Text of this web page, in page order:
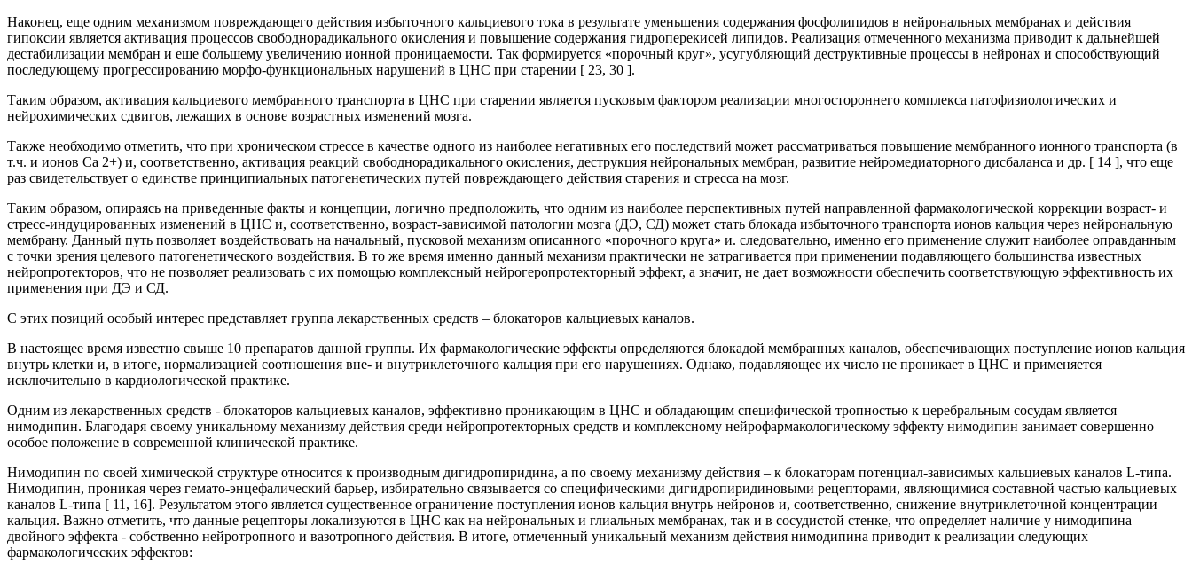
Наконец, еще одним механизмом повреждающего действия избыточного кальциевого тока в результате уменьшения содержания фосфолипидов в нейрональных мембранах и действия
гипоксии является активация процессов свободнорадикального окисления и повышение содержания гидроперекисей липидов. Реализация отмеченного механизма приводит к дальнейшей
дестабилизации мембран и еще большему увеличению ионной проницаемости. Так формируется «порочный круг», усугубляющий деструктивные процессы в нейронах и способствующий
последующему прогрессированию морфо-функциональных нарушений в ЦНС при старении [ 23, 30 ].
Таким образом, активация кальциевого мембранного транспорта в ЦНС при старении является пусковым фактором реализации многостороннего комплекса патофизиологических и
нейрохимических сдвигов, лежащих в основе возрастных изменений мозга.
Также необходимо отметить, что при хроническом стрессе в качестве одного из наиболее негативных его последствий может рассматриваться повышение мембранного ионного транспорта (в
т.ч. и ионов Са 2+) и, соответственно, активация реакций свободнорадикального окисления, деструкция нейрональных мембран, развитие нейромедиаторного дисбаланса и др. [ 14 ], что еще
раз свидетельствует о единстве принципиальных патогенетических путей повреждающего действия старения и стресса на мозг.
Таким образом, опираясь на приведенные факты и концепции, логично предположить, что одним из наиболее перспективных путей направленной фармакологической коррекции возраст- и
стресс-индуцированных изменений в ЦНС и, соответственно, возраст-зависимой патологии мозга (ДЭ, СД) может стать блокада избыточного транспорта ионов кальция через нейрональную
мембрану. Данный путь позволяет воздействовать на начальный, пусковой механизм описанного «порочного круга» и. следовательно, именно его применение служит наиболее оправданным
с точки зрения целевого патогенетического воздействия. В то же время именно данный механизм практически не затрагивается при применении подавляющего большинства известных
нейропротекторов, что не позволяет реализовать с их помощью комплексный нейрогеропротекторный эффект, а значит, не дает возможности обеспечить соответствующую эффективность их
применения при ДЭ и СД.
С этих позиций особый интерес представляет группа лекарственных средств – блокаторов кальциевых каналов.
В настоящее время известно свыше 10 препаратов данной группы. Их фармакологические эффекты определяются блокадой мембранных каналов, обеспечивающих поступление ионов кальция
внутрь клетки и, в итоге, нормализацией соотношения вне- и внутриклеточного кальция при его нарушениях. Однако, подавляющее их число не проникает в ЦНС и применяется
исключительно в кардиологической практике.
Одним из лекарственных средств - блокаторов кальциевых каналов, эффективно проникающим в ЦНС и обладающим специфической тропностью к церебральным сосудам является
нимодипин. Благодаря своему уникальному механизму действия среди нейропротекторных средств и комплексному нейрофармакологическому эффекту нимодипин занимает совершенно
особое положение в современной клинической практике.
Нимодипин по своей химической структуре относится к производным дигидропиридина, а по своему механизму действия – к блокаторам потенциал-зависимых кальциевых каналов L-типа.
Нимодипин, проникая через гемато-энцефалический барьер, избирательно связывается со специфическими дигидропиридиновыми рецепторами, являющимися составной частью кальциевых
каналов L-типа [ 11, 16]. Результатом этого является существенное ограничение поступления ионов кальция внутрь нейронов и, соответственно, снижение внутриклеточной концентрации
кальция. Важно отметить, что данные рецепторы локализуются в ЦНС как на нейрональных и глиальных мембранах, так и в сосудистой стенке, что определяет наличие у нимодипина
двойного эффекта - собственно нейротропного и вазотропного действия. В итоге, отмеченный уникальный механизм действия нимодипина приводит к реализации следующих
фармакологических эффектов: